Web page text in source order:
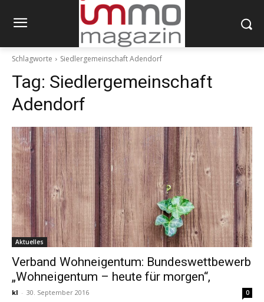
Schlagworte Siedlergemeinschaft Adendorf
Tag: Siedlergemeinschaft
Adendorf
Aktuelles
Verband Wohneigentum: Bundeswettbewerb
„Wohneigentum – heute für morgen“,
kl - 30. September 2016 0